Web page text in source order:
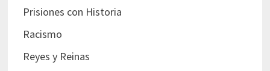
Prisiones con Historia
Racismo
Reyes y Reinas